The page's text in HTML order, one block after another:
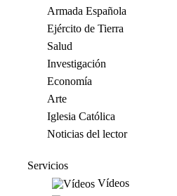
Armada Española
Ejército de Tierra
Salud
Investigación
Economía
Arte
Iglesia Católica
Noticias del lector
Servicios
Vídeos